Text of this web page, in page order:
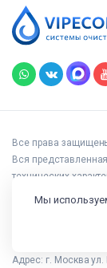
Все права
Вся
технических
возможностей
услуг, носит
является
Адрес: г. Москва
Мы